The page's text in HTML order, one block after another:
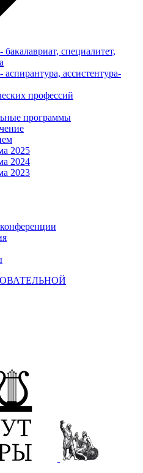
специалитет,
ассистентура-
профессий
программы
2025
2024
2023